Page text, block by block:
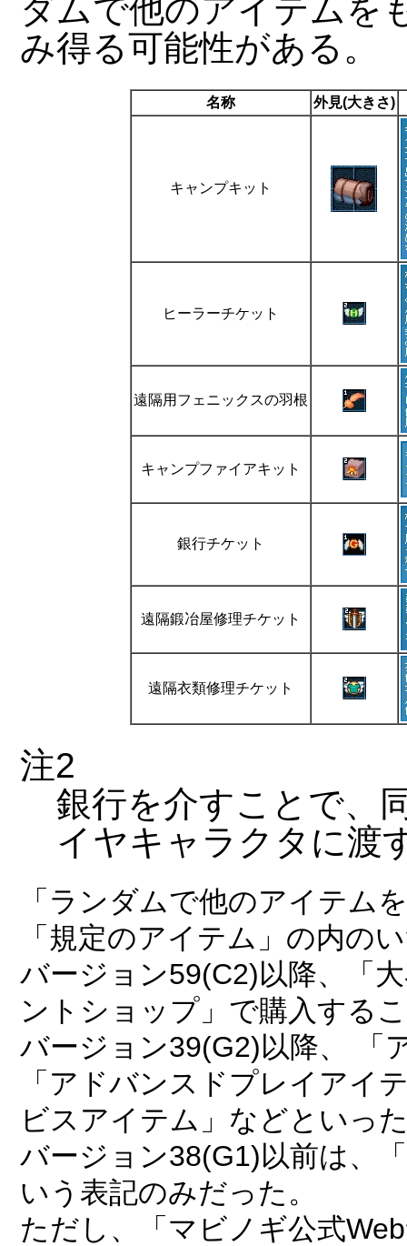
ダムで他のアイテムを
み得る可能性がある。
名称 外見(大きさ)
キャンプキット
ヒーラーチケット
遠隔用フェニックスの羽根
キャンプファイアキット
銀行チケット
遠隔鍛冶屋修理チケット
遠隔衣類修理チケット
注2
銀行を介すことで、
イヤキャラクタに渡
「ランダムで他のアイテム
「規定のアイテム」の内の
バージョン59(C2)以降、「
ントショップ」で購入する
バージョン39(G2)以降、 「
「アドバンスドプレイアイ
ビスアイテム」などといっ
バージョン38(G1)以前は、
いう表記のみだった。
ただし、「マビノギ公式